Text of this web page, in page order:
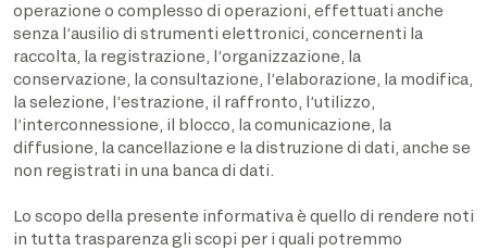
operazione o complesso di operazioni, effettuati anche
senza l’ausilio di strumenti elettronici, concernenti la
raccolta, la registrazione, l’organizzazione, la
conservazione, la consultazione, l’elaborazione, la modifica,
la selezione, l’estrazione, il raffronto, l’utilizzo,
l’interconnessione, il blocco, la comunicazione, la
diffusione, la cancellazione e la distruzione di dati, anche se
non registrati in una banca di dati.
Lo scopo della presente informativa è quello di rendere noti
in tutta trasparenza gli scopi per i quali potremmo